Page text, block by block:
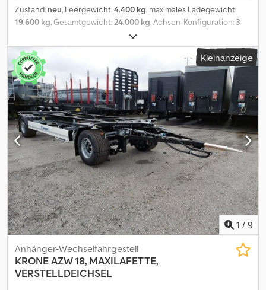
Zustand: neu, Leergewicht:4.400 kg, maximales Ladegewicht:
19.600 kg, Gesamtgewicht:24.000 kg, Achsen-Konfiguration: 3
8.600 mm
235/75 R17,5, Radstand:8.795 mm, Ausstattung:ABS, | Krone AD
Jumbo Plateau Anhänger 3-Achsen Neu | Multilock-
Außenrahmen über die gesamte Länge | Luftfederung vorne und
hinten (Heben/Senken) | Drehgestell mit Kugellenkkranz,
wartungsarmer Drehkranz | 40 mm Zugöse | BPW-Achsen mit
Trommelbremse | Reserveradhalter | Abmessungen (L x B x H):
8.60 x 2.48 x 93 m | Stahlstirnwand 1.60m | Radstand: 8.795 mm |
Reifen 12-fach VA/HA: 235/75 R 17,5 | Irrtum, Eingabe und
Vorverkauf vorbehalten. Crsdpfey H Ilzjx Adief
Kleinanzeige
1 / 9
Anhänger-Wechselfahrgestell
KRONEAZW 18, MAXILAFETTE,
VERSTELLDEICHSEL